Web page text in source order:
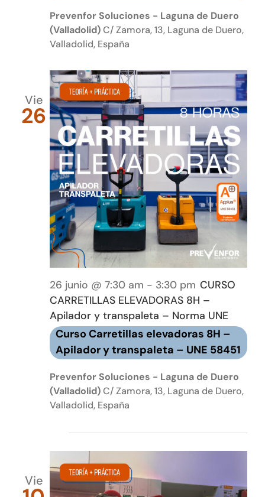
Prevenfor Soluciones - Laguna de Duero
(Valladolid)C/ Zamora, 13, Laguna de Duero,
Valladolid, España
Vie
26
26 junio @ 7:30 am - 3:30 pm CURSO
CARRETILLAS ELEVADORAS 8H –
Apilador y transpaleta – Norma UNE
Curso Carretillas elevadoras 8H –
Apilador y transpaleta – UNE 58451
Prevenfor Soluciones - Laguna de Duero
(Valladolid)C/ Zamora, 13, Laguna de Duero,
Valladolid, España
Vie